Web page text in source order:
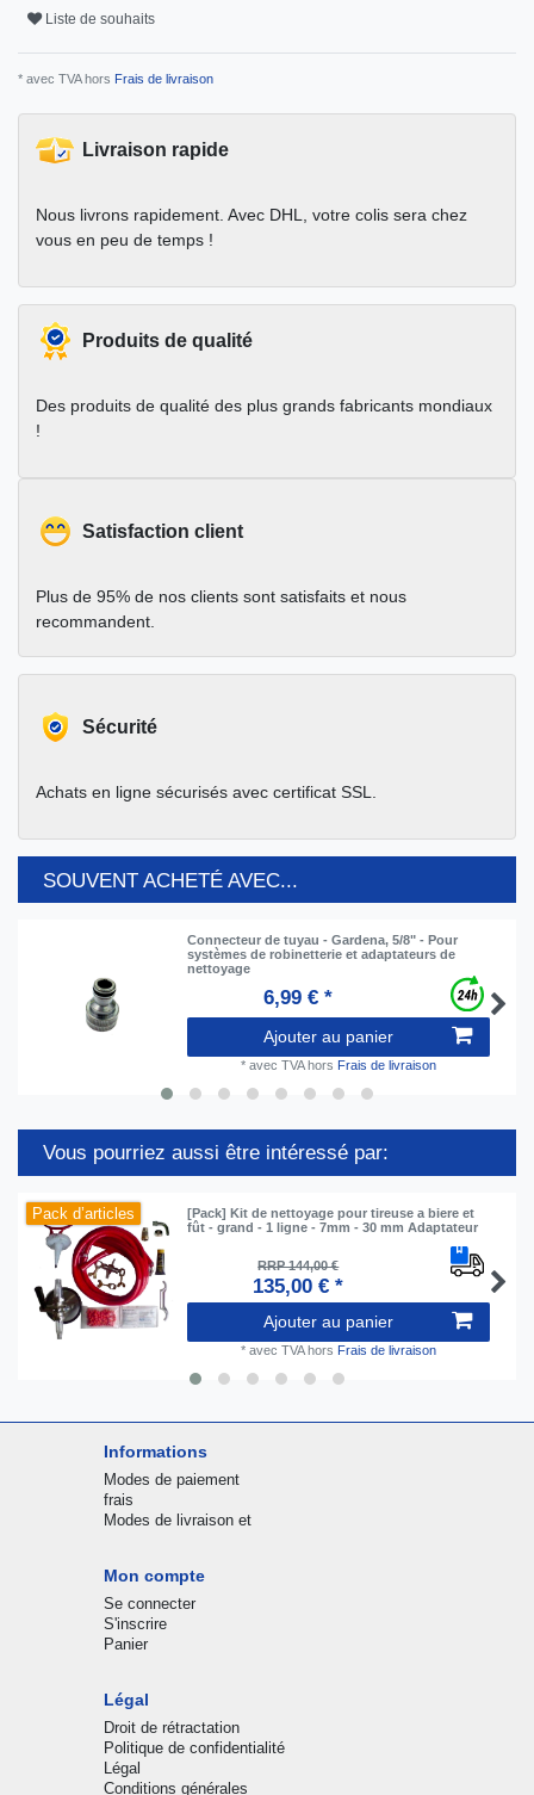
Liste de souhaits
* avec TVA hors Frais de livraison
Livraison rapide
Nous livrons rapidement. Avec DHL, votre colis sera chez
vous en peu de temps !
Produits de qualité
Des produits de qualité des plus grands fabricants mondiaux
!
Satisfaction client
Plus de 95% de nos clients sont satisfaits et nous
recommandent.
Sécurité
Achats en ligne sécurisés avec certificat SSL.
SOUVENT ACHETÉ AVEC...
Connecteur de tuyau - Gardena, 5/8" - Pour
systèmes de robinetterie et adaptateurs de
nettoyage
6,99 € *
Ajouter au panier
* avec TVAhors Frais de livraison
Vous pourriez aussi être intéressé par:
Pack d’articles
[Pack] Kit de nettoyage pour tireuse a biere et
fût - grand - 1 ligne - 7mm - 30 mm Adaptateur
RRP 144,00 €
135,00 € *
Ajouter au panier
* avec TVAhors Frais de livraison
Informations
Modes de paiement
frais
Modes de livraison et
Mon compte
Se connecter
S'inscrire
Panier
Légal
Droit de rétractation
Politique de confidentialité
Légal
Conditions générales